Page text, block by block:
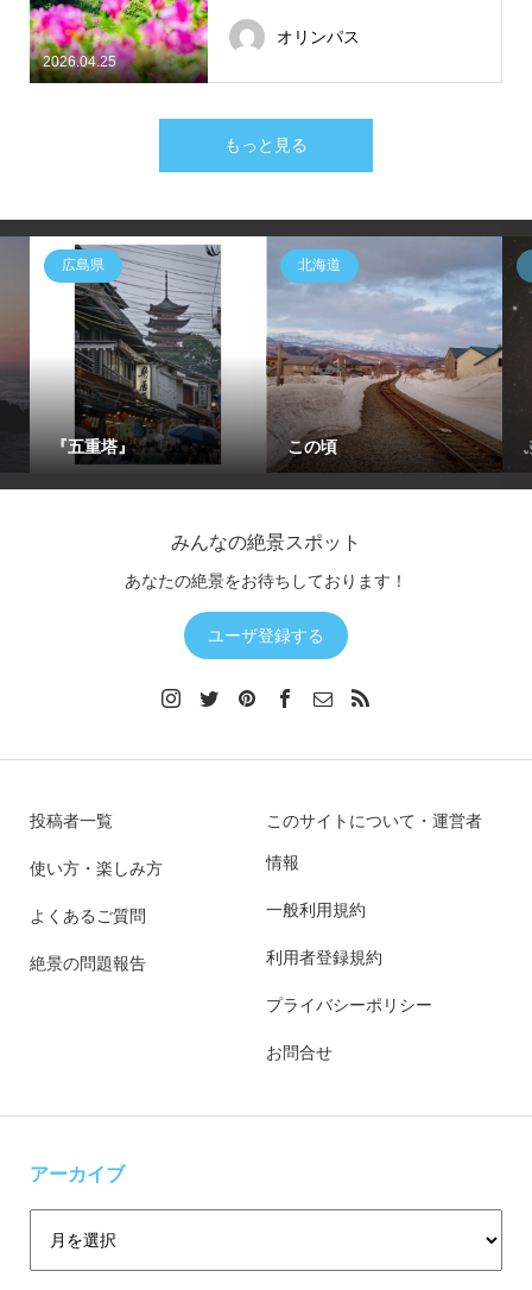
2026.04.25
オリンパス
もっと見る
広島県
『五重塔』
北海道
この頃
みんなの絶景スポット
あなたの絶景をお待ちしております！
ユーザ登録する
投稿者一覧
使い方・楽しみ方
よくあるご質問
絶景の問題報告
このサイトについて・運営者
情報
一般利用規約
利用者登録規約
プライバシーポリシー
お問合せ
アーカイブ